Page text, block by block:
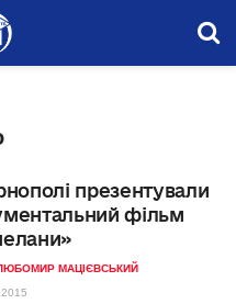
презентували
фільм
МАЦІЄВСЬКИЙ